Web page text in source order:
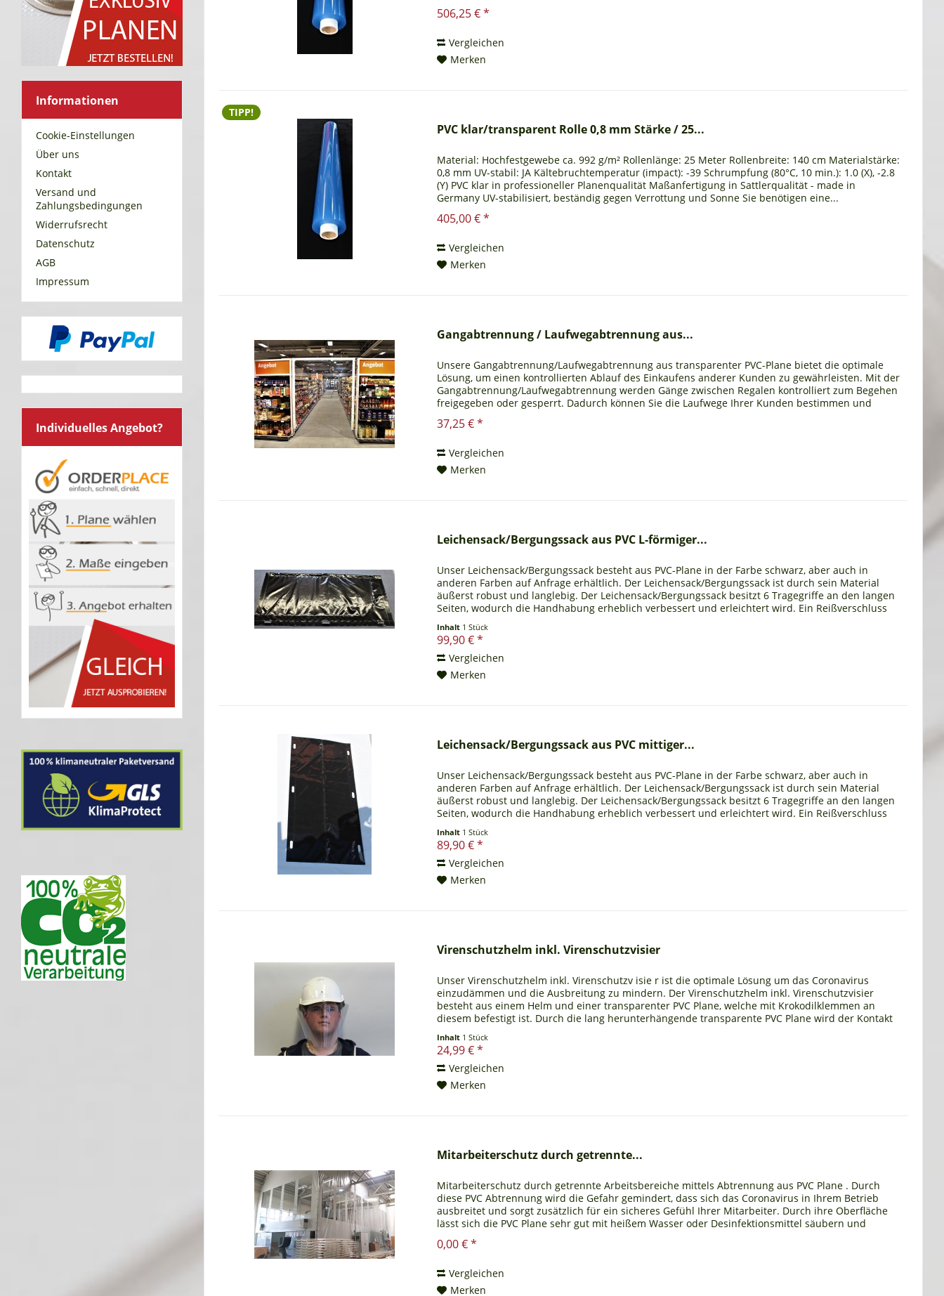
Informationen
Cookie-Einstellungen
Über uns
Kontakt
Versand und
Zahlungsbedingungen
Widerrufsrecht
Datenschutz
AGB
Impressum
Individuelles Angebot?
506,25 € *
Vergleichen
Merken
TIPP!
PVC klar/transparent Rolle 0,8 mm Stärke / 25...
Material: Hochfestgewebe ca. 992 g/m² Rollenlänge: 25 Meter Rollenbreite: 140 cm Materialstärke:
0,8 mm UV-stabil: JA Kältebruchtemperatur (impact): -39 Schrumpfung (80°C, 10 min.): 1.0 (X), -2.8
(Y) PVC klar in professioneller Planenqualität Maßanfertigung in Sattlerqualität - made in
Germany UV-stabilisiert, beständig gegen Verrottung und Sonne Sie benötigen eine...
405,00 € *
Vergleichen
Merken
Gangabtrennung / Laufwegabtrennung aus...
Unsere Gangabtrennung/Laufwegabtrennung aus transparenter PVC-Plane bietet die optimale
Lösung, um einen kontrollierten Ablauf des Einkaufens anderer Kunden zu gewährleisten. Mit der
Gangabtrennung/Laufwegabtrennung werden Gänge zwischen Regalen kontrolliert zum Begehen
freigegeben oder gesperrt. Dadurch können Sie die Laufwege Ihrer Kunden bestimmen und
festlegen. Die...
37,25 € *
Vergleichen
Merken
Leichensack/Bergungssack aus PVC L-förmiger...
Unser Leichensack/Bergungssack besteht aus PVC-Plane in der Farbe schwarz, aber auch in
anderen Farben auf Anfrage erhältlich. Der Leichensack/Bergungssack ist durch sein Material
äußerst robust und langlebig. Der Leichensack/Bergungssack besitzt 6 Tragegriffe an den langen
Seiten, wodurch die Handhabung erheblich verbessert und erleichtert wird. Ein Reißverschluss
Inhalt 1 Stück
99,90 € *
Vergleichen
Merken
Leichensack/Bergungssack aus PVC mittiger...
Unser Leichensack/Bergungssack besteht aus PVC-Plane in der Farbe schwarz, aber auch in
anderen Farben auf Anfrage erhältlich. Der Leichensack/Bergungssack ist durch sein Material
äußerst robust und langlebig. Der Leichensack/Bergungssack besitzt 6 Tragegriffe an den langen
Seiten, wodurch die Handhabung erheblich verbessert und erleichtert wird. Ein Reißverschluss
Inhalt 1 Stück
89,90 € *
Vergleichen
Merken
Virenschutzhelm inkl. Virenschutzvisier
Unser Virenschutzhelm inkl. Virenschutzv isie r ist die optimale Lösung um das Coronavirus
einzudämmen und die Ausbreitung zu mindern. Der Virenschutzhelm inkl. Virenschutzvisier
besteht aus einem Helm und einer transparenter PVC Plane, welche mit Krokodilklemmen an
diesem befestigt ist. Durch die lang herunterhängende transparente PVC Plane wird der Kontakt
Inhalt 1 Stück
24,99 € *
Vergleichen
Merken
Mitarbeiterschutz durch getrennte...
Mitarbeiterschutz durch getrennte Arbeitsbereiche mittels Abtrennung aus PVC Plane . Durch
diese PVC Abtrennung wird die Gefahr gemindert, dass sich das Coronavirus in Ihrem Betrieb
ausbreitet und sorgt zusätzlich für ein sicheres Gefühl Ihrer Mitarbeiter. Durch ihre Oberfläche
lässt sich die PVC Plane sehr gut mit heißem Wasser oder Desinfektionsmittel säubern und
reinigen,...
0,00 € *
Vergleichen
Merken